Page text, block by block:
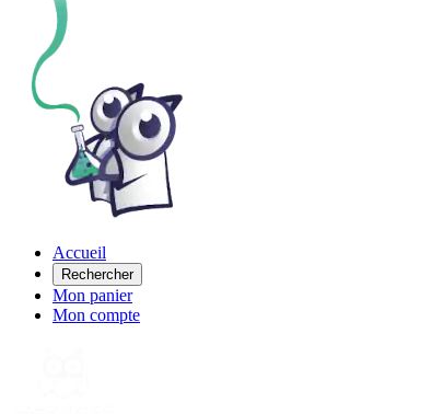
Accueil
Rechercher
Mon panier
Mon compte